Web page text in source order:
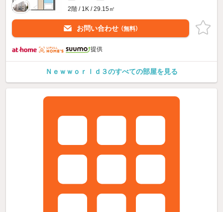
2階 / 1K / 29.15㎡
お問い合わせ （無料）
提供
Ｎｅｗｗｏｒｌｄ３のすべての部屋を見る